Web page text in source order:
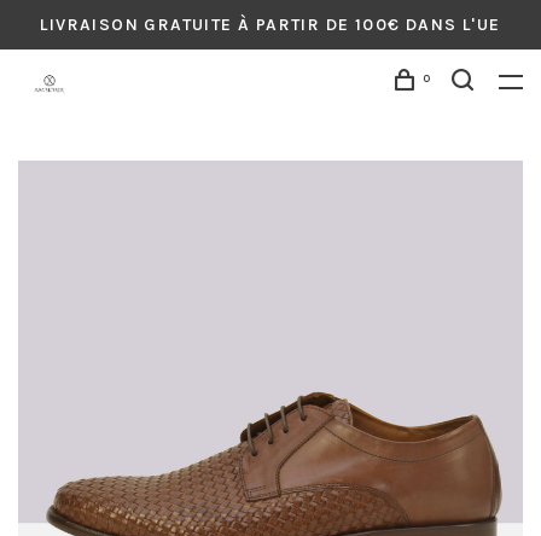
LIVRAISON GRATUITE À PARTIR DE 100€ DANS L'UE
0